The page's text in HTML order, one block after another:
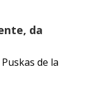
da
de la